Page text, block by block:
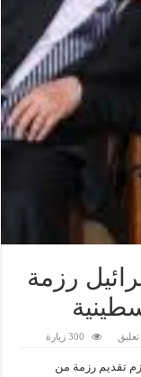
رزمة
300 زيارة
تقديم رزمة من